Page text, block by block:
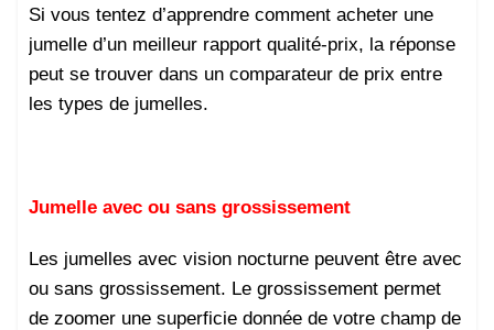
Si vous tentez d’apprendre comment acheter une
jumelle d’un meilleur rapport qualité-prix, la réponse
peut se trouver dans un comparateur de prix entre
les types de jumelles.
Jumelle avec ou sans grossissement
Les jumelles avec vision nocturne peuvent être avec
ou sans grossissement. Le grossissement permet
de zoomer une superficie donnée de votre champ de